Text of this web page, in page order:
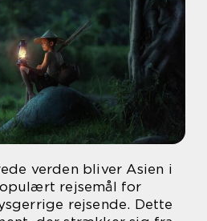
verden bliver Asien i
rejsemål for
rejsende. Dette